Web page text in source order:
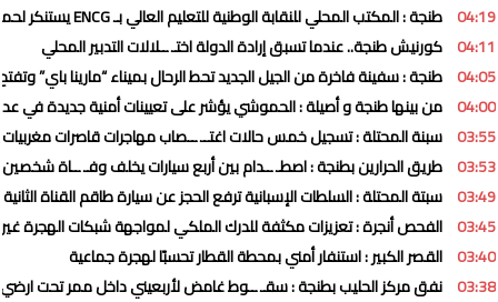
04:19 طنجة : المكتب المحلي للنقابة الوطنية للتعليم العالي بـ ENCG يستنكر لحملة ممنهجة تستهدف المؤسسة وهيئاتها التمثيلية
04:11 كورنيش طنجة.. عندما تسبق إرادة الدولة اختـ ــلالات التدبير المحلي
04:05 طنجة : سفينة فاخرة من الجيل الجديد تحط الرحال بميناء “مارينا باي”
04:00 من بينها طنجة و أصيلة : الحموشي يؤشر على تعيينات أمنية جديدة في
03:55 سبنة المحتلة : تسجيل خمس حالات اغتــ ــصاب مهاجرات قاصرات مغربيات
03:53 طريق الحرارين بطنجة : اصطـ ــدام بين أربع سيارات يخلف وفـ ــاة شخصين
03:49 سبتة المحتلة : السلطات الإسبانية ترفع الحجز عن سيارة طاقم القناة
03:45 الفحص أنجرة : تعزيزات مكثفة للدرك الملكي لمواجهة شبكات الهجرة غير
03:40 القصر الكبير : استنفار أمني بمحطة القطار تحسبًا لهجرة جماعية
03:38 نفق مركز الحليب بطنجة : سقـ ــوط غامض لأربعيني داخل ممر تحت ارضي